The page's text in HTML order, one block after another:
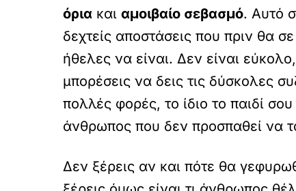
όρια και αμοιβαίο σεβασμό. Αυτό
δεχτείς αποστάσεις που πριν θα
ήθελες να είναι. Δεν είναι
μπορέσεις να δεις τις δύσκολες
πολλές φορές, το ίδιο το παιδί
άνθρωπος που δεν προσπαθεί να
Δεν ξέρεις αν και πότε θα